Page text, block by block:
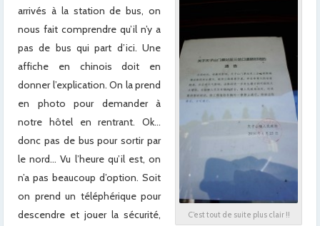
C’est tout de suite plus clair !!
arrivés à la station de bus, on
nous fait comprendre qu’il n’y a
pas de bus qui part d’ici. Une
affiche en chinois doit en
donner l’explication. On la prend
en photo pour demander à
notre hôtel en rentrant. Ok…
donc pas de bus pour sortir par
le nord… Vu l’heure qu’il est, on
n’a pas beaucoup d’option. Soit
on prend un téléphérique pour
descendre et jouer la sécurité,